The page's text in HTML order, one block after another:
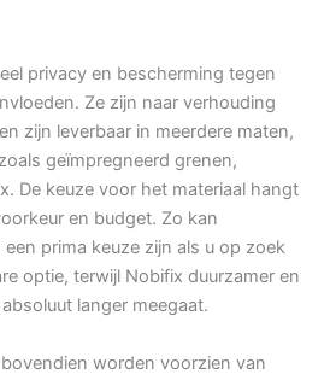
privacy en bescherming tegen
Ze zijn naar verhouding
zijn leverbaar in meerdere maten,
geïmpregneerd grenen,
De keuze voor het materiaal hangt
en budget. Zo kan
prima keuze zijn als u op zoek
optie, terwijl Nobifix duurzamer en
langer meegaat.
worden voorzien van